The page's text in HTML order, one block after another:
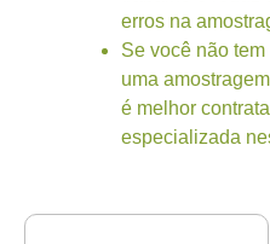
erros na
Se você não
uma
é melhor
especializada